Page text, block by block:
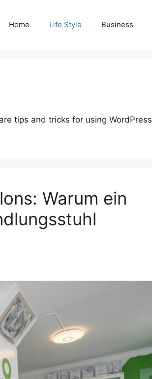
Home Life Style Business
tips and tricks for using WordPress
Warum ein